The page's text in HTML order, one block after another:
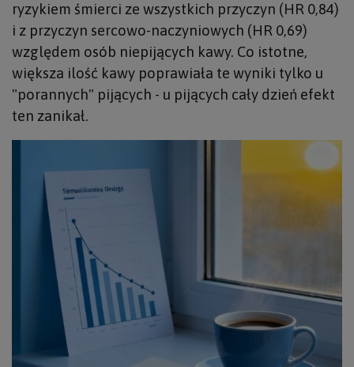
ryzykiem śmierci ze wszystkich przyczyn (HR 0,84)
i z przyczyn sercowo-naczyniowych (HR 0,69)
względem osób niepijących kawy. Co istotne,
większa ilość kawy poprawiała te wyniki tylko u
"porannych" pijących - u pijących cały dzień efekt
ten zanikał.